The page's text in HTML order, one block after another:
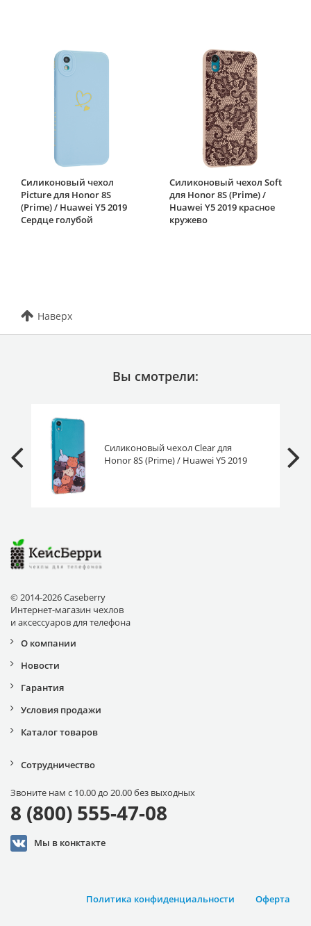
Силиконовый чехол
Picture для Honor 8S
(Prime) / Huawei Y5 2019
Сердце голубой
Силиконовый чехол Soft
для Honor 8S (Prime) /
Huawei Y5 2019 красное
кружево
Наверх
Вы смотрели:
Силиконовый чехол Clear для
Honor 8S (Prime) / Huawei Y5 2019
© 2014-2026 Caseberry
Интернет-магазин чехлов
и аксессуаров для телефона
О компании
Новости
Гарантия
Условия продажи
Каталог товаров
Сотрудничество
Звоните нам с 10.00 до 20.00 без выходных
8 (800) 555-47-08
Мы в конктакте
Оферта
Политика конфиденциальности